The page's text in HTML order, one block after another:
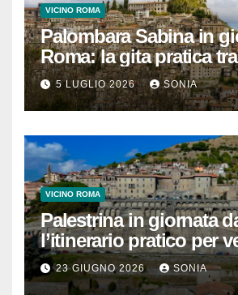
VICINO ROMA
Palombara Sabina in
Roma: la gita pratica
vicoli e Terme di
5 LUGLIO 2026 SONIA
VICINO ROMA
Palestrina in giornata
l’itinerario pratico per
Santuario, Museo e
storico
23 GIUGNO 2026 SONIA